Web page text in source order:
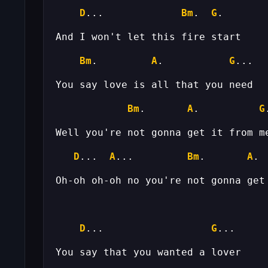
D ... Bm . G
Bm . A. G
Bm . A. G
D ... A... Bm . A
D ... G